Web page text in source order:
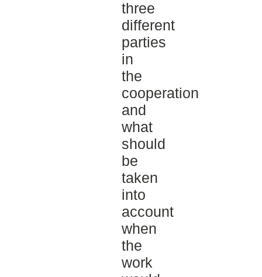
three
different
parties
in
the
cooperation
and
what
should
be
taken
into
account
when
the
work